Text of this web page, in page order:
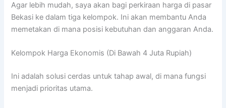
Agar lebih mudah, saya akan bagi perkiraan harga di pasar
Bekasi ke dalam tiga kelompok. Ini akan membantu Anda
memetakan di mana posisi kebutuhan dan anggaran Anda.
Kelompok Harga Ekonomis (Di Bawah 4 Juta Rupiah)
Ini adalah solusi cerdas untuk tahap awal, di mana fungsi
menjadi prioritas utama.